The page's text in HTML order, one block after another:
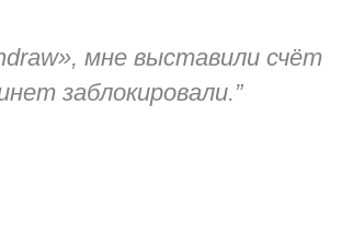
мне выставили счёт
заблокировали.”